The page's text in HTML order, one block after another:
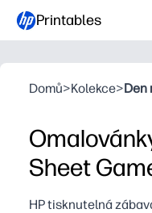
Printables
Domů>Kolekce>Den
Sheet
HP tisknutelná